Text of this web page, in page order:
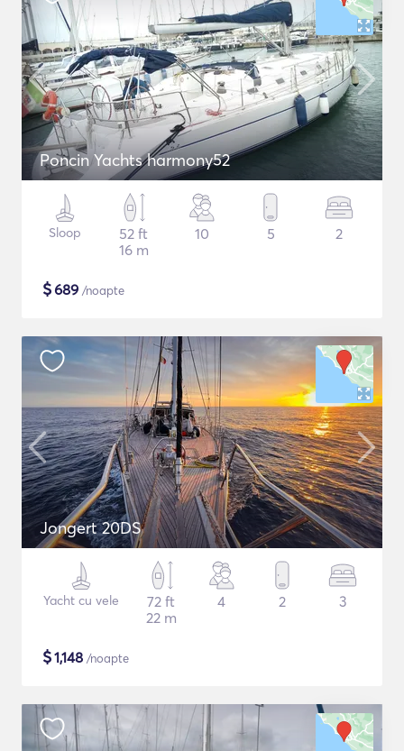
Poncin Yachts harmony52
Sloop
52 ft
16 m
10 5 2
$689 /noapte
Jongert 20DS
Yacht cu vele
72 ft
22 m
4 2 3
$1,148 /noapte